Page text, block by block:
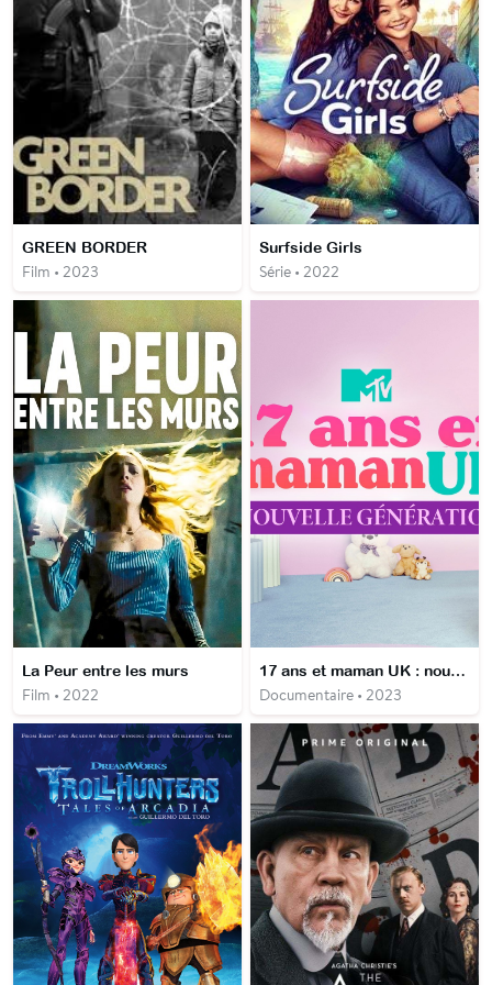
GREEN BORDER
Film • 2023
Surfside Girls
Série • 2022
La Peur entre les murs
Film • 2022
17 ans et maman UK : nouvelle génération
Documentaire • 2023